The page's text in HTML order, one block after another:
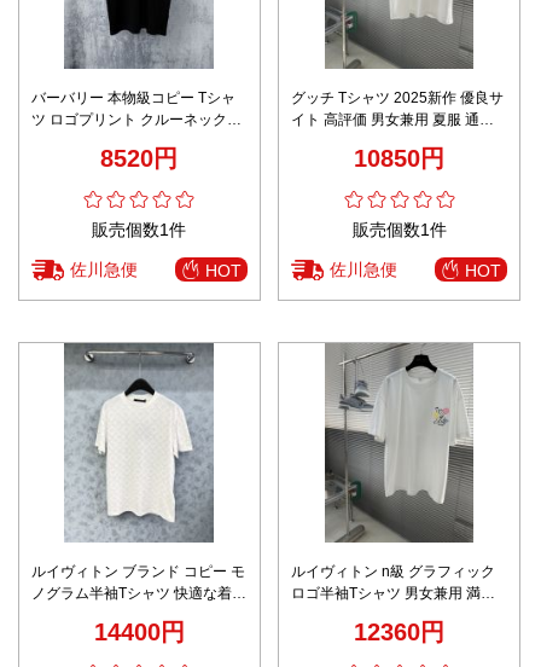
バーバリー 本物級コピー Tシャ
ツ ロゴプリント クルーネックデ
8520円
販売個数1件
佐川急便 HOT
グッチ Tシャツ 2025新作 優良サ
イト 高評価 男女兼用 夏服 通気
10850円
販売個数1件
佐川急便 HOT
ルイヴィトン ブランド コピー モ
ノグラム半袖Tシャツ 快適な着心
14400円
ルイヴィトン n級 グラフィック
ロゴ半袖Tシャツ 男女兼用 満足
12360円